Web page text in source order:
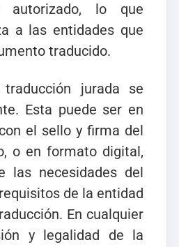
autorizado, lo que
a las entidades que
traducido.
jurada se
Esta puede ser en
el sello y firma del
o en formato digital,
las necesidades del
de la entidad
En cualquier
y legalidad de la